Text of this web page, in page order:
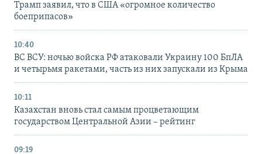
Трамп заявил, что в США «огромное количество
боеприпасов»
10:40
ВС ВСУ: ночью войска РФ атаковали Украину 100 БпЛА
и четырьмя ракетами, часть из них запускали из Крыма
10:11
Казахстан вновь стал самым процветающим
государством Центральной Азии – рейтинг
09:19